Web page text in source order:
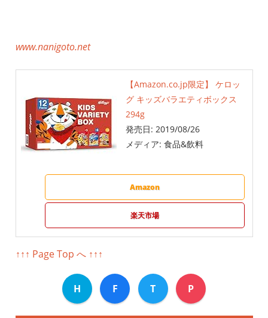
www.nanigoto.net
【Amazon.co.jp限定】 ケロッ
グ キッズバラエティボックス
294g
発売日: 2019/08/26
メディア: 食品&飲料
Amazon
楽天市場
↑↑↑ Page Top へ ↑↑↑
H F T P